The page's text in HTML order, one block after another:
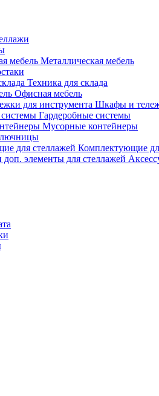
Металлическая мебель
Техника для склада
Офисная мебель
Шкафы и
Гардеробные системы
Мусорные контейнеры
Комплектующие